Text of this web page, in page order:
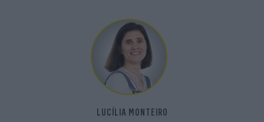
LUCÍLIA MONTEIRO